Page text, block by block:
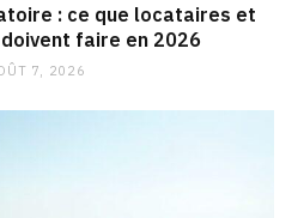
: ce que locataires et
faire en 2026
7, 2026